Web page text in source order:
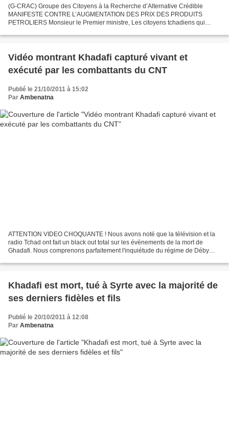
(G-CRAC) Groupe des Citoyens à la Recherche d’Alternative Crédible
MANIFESTE CONTRE L’AUGMENTATION DES PRIX DES PRODUITS
PETROLIERS Monsieur le Premier ministre, Les citoyens tchadiens qui
Vidéo montrant Khadafi capturé vivant et
exécuté par les combattants du CNT
Publié le 21/10/2011 à 15:02
Par Ambenatna
ATTENTION VIDEO CHOQUANTE ! Nous avons noté que la télévision et la
radio Tchad ont fait un black out total sur les évènements de la mort de
Ghadafi. Nous comprenons parfaitement l'inquiétude du régime de Déby
Khadafi est mort, tué à Syrte avec la majorité de
ses derniers fidèles et fils
Publié le 20/10/2011 à 12:08
Par Ambenatna